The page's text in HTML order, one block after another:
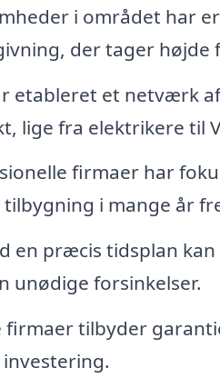
i området har
der tager
etableret et netværk
lige fra elektrikere til
firmaer har
i mange år
en præcis tidsplan
unødige forsinkelser.
firmaer tilbyder